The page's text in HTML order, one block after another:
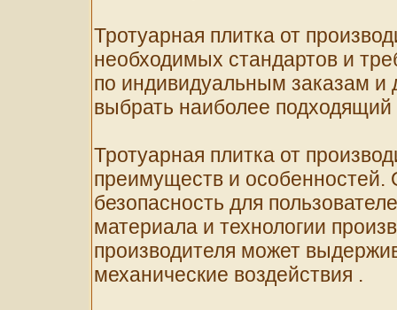
Тротуарная плитка от
необходимых стандартов и
по индивидуальным заказам и
выбрать наиболее подходящий
Тротуарная плитка от
преимуществ и особенностей.
безопасность для
материала и технологии
производителя может
механические воздействия .